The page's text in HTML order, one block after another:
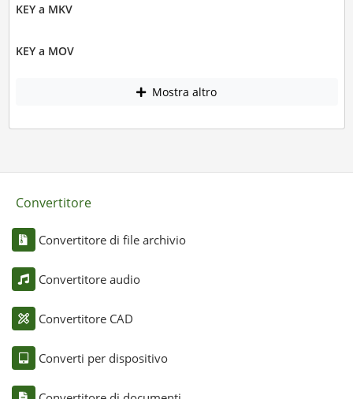
KEY a MKV
KEY a MOV
Mostra altro
Convertitore
Convertitore di file archivio
Convertitore audio
Convertitore CAD
Converti per dispositivo